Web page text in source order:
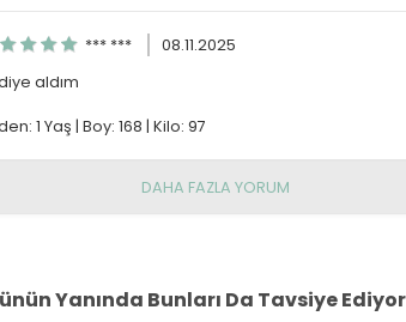
*** ***
08.11.2025
aldım
1 Yaş | Boy: 168 | Kilo: 97
DAHA FAZLA YORUM
Yanında Bunları Da Tavsiye